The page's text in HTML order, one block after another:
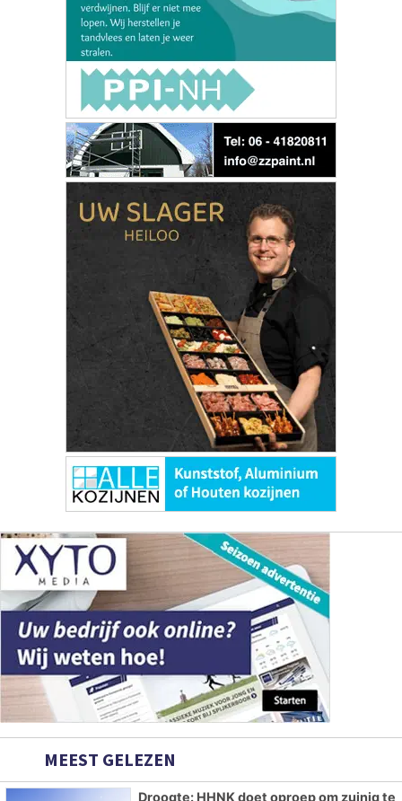
MEEST GELEZEN
Droogte: HHNK doet oproep om zuinig te